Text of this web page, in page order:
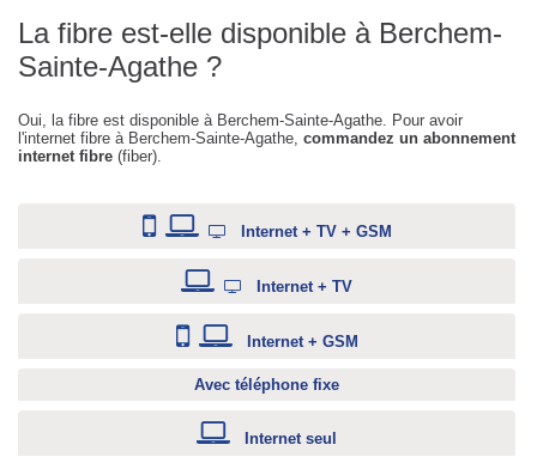
La fibre est-elle disponible à Berchem-
Sainte-Agathe ?
Oui, la fibre est disponible à Berchem-Sainte-Agathe. Pour avoir
l'internet fibre à Berchem-Sainte-Agathe, commandez un abonnement
internet fibre (fiber).
Internet + TV + GSM
Internet + TV
Internet + GSM
Avec téléphone fixe
Internet seul